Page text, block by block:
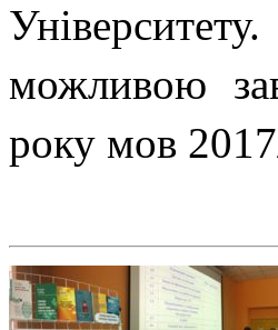
можливою
року мов